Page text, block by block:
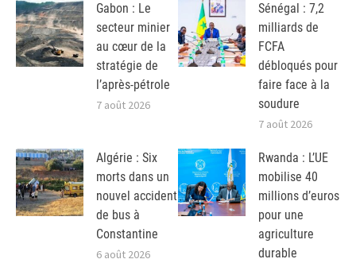
Gabon : Le
secteur minier
au cœur de la
stratégie de
l’après-pétrole
7 août 2026
Sénégal : 7,2
milliards de
FCFA
débloqués pour
faire face à la
soudure
7 août 2026
Algérie : Six
morts dans un
nouvel accident
de bus à
Constantine
6 août 2026
Rwanda : L’UE
mobilise 40
millions d’euros
pour une
agriculture
durable